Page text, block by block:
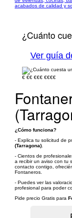
acabados de calidad y
¿Cuánto
Ver guía
€ €€ €€€ €€€€
¿Cómo funciona?
- Explica tu solicitud de
(Tarragona)
- Cientos de
a recibir un aviso con tu
contacto contigo,
Fontaneros.
- Puedes ver las
profesional para poder
Pide precio Gratis para